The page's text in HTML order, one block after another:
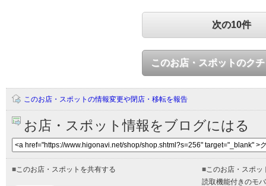
次の10件
このお店・スポットのク
このお店・スポットの情報変更や閉店・移転を報告
お店・スポット情報をブログにはる
■このお店・スポットを共有する ■このお店・スポッ
読取機能付きのモ